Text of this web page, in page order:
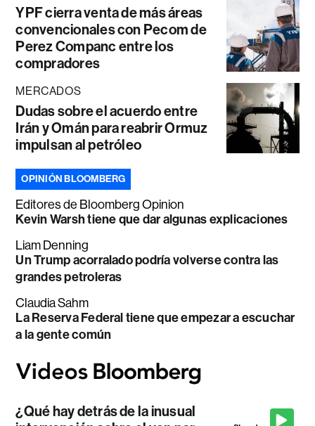
YPF cierra venta de más áreas
convencionales con Pecom de
Perez Companc entre los
compradores
MERCADOS
Dudas sobre el acuerdo entre
Irán y Omán para reabrir Ormuz
impulsan al petróleo
OPINIÓN BLOOMBERG
Editores de Bloomberg Opinion
Kevin Warsh tiene que dar algunas explicaciones
Liam Denning
Un Trump acorralado podría volverse contra las
grandes petroleras
Claudia Sahm
La Reserva Federal tiene que empezar a escuchar
a la gente común
¿Qué hay detrás de la inusual